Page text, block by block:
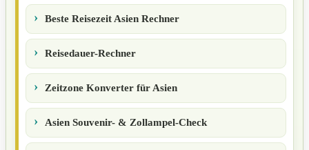
Beste Reisezeit Asien Rechner
Reisedauer-Rechner
Zeitzone Konverter für Asien
Asien Souvenir- & Zollampel-Check